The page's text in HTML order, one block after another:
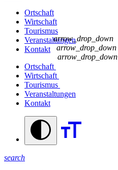
Ortschaft
Wirtschaft
Tourismus
Veranstaltungen
Kontakt
Ortschaft
arrow_drop_down
Wirtschaft
arrow_drop_down
Tourismus
arrow_drop_down
Veranstaltungen
Kontakt
search